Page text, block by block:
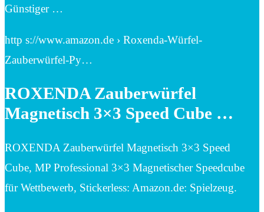
Günstiger …
http s://www.amazon.de › Roxenda-Würfel-
Zauberwürfel-Py…
ROXENDA Zauberwürfel
Magnetisch 3×3 Speed Cube …
ROXENDA Zauberwürfel Magnetisch 3×3 Speed
Cube, MP Professional 3×3 Magnetischer Speedcube
für Wettbewerb, Stickerless: Amazon.de: Spielzeug.